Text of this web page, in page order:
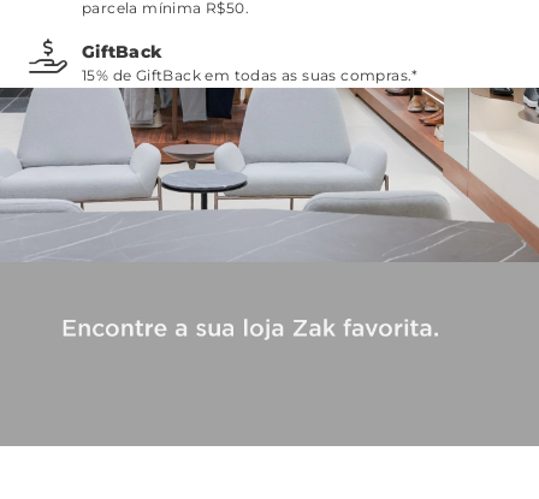
parcela mínima R$50.
GiftBack
15% de GiftBack em todas as suas compras.*